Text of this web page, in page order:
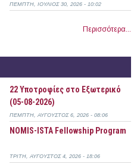
ΠΈΜΠΤΗ, ΙΟΎΛΙΟΣ 30, 2026 - 10:02
Περισσότερα...
22 Υποτροφίες στο Εξωτερικό
(05-08-2026)
ΠΈΜΠΤΗ, ΑΎΓΟΥΣΤΟΣ 6, 2026 - 08:06
NOMIS-ISTA Fellowship Program
ΤΡΊΤΗ, ΑΎΓΟΥΣΤΟΣ 4, 2026 - 18:06